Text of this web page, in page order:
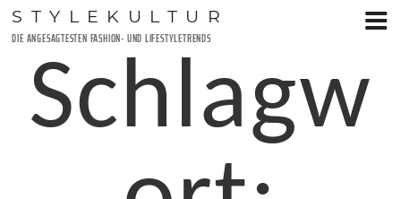
Zum
Inhalt
STYLEKULTUR
DIE ANGESAGTESTEN FASHION- UND LIFESTYLETRENDS
Schlagw